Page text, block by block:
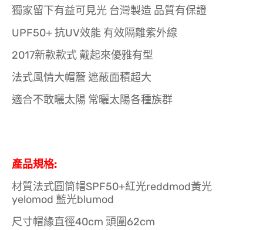
獨家留下有益可見光 台灣製造 品質有保證
UPF50+ 抗UV效能 有效隔離紫外線
2017新款款式 戴起來優雅有型
法式風情大帽簷 遮蔽面積超大
適合不敢曬太陽 常曬太陽各種族群
產品規格:
材質法式圓筒帽SPF50+紅光reddmod黃光
yelomod 藍光blumod
尺寸帽緣直徑40cm 頭圍62cm